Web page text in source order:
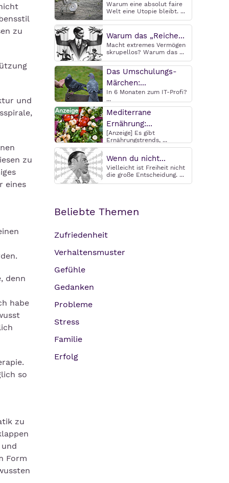
zu
und
zu
eines
denn
habe
so
zu
Form
Warum eine absolut faire
Welt eine Utopie bleibt. ...
Warum das „Reiche...
Macht extremes Vermögen
skrupellos? Warum das ...
Das Umschulungs-
Märchen:...
In 6 Monaten zum IT-Profi?
...
Mediterrane
Ernährung:...
[Anzeige] Es gibt
Ernährungstrends, ...
Wenn du nicht...
Vielleicht ist Freiheit nicht
die große Entscheidung. ...
Beliebte Themen
Zufriedenheit
Verhaltensmuster
Gefühle
Gedanken
Probleme
Stress
Familie
Erfolg